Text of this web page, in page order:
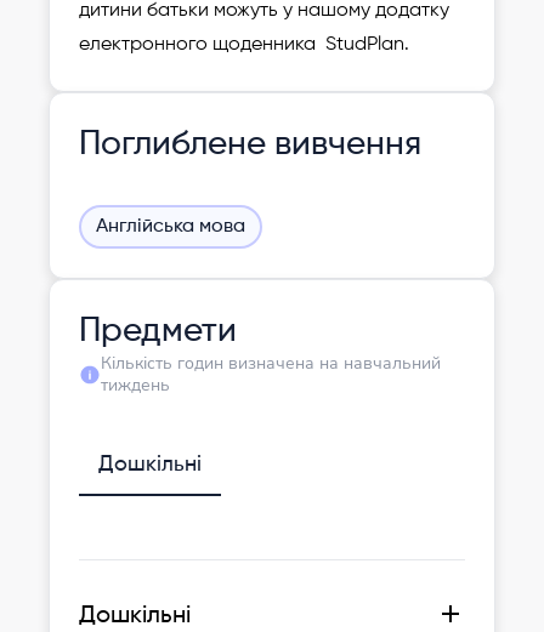
дитини батьки можуть у нашому додатку
електронного щоденника StudPlan.
Поглиблене вивчення
Англійська мова
Предмети
Кількість годин визначена на навчальний
тиждень
Дошкільні
Дошкільні